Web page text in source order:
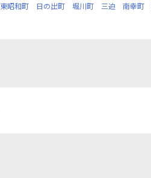
東昭和町 日の出町 堀川町 三迫 南幸町